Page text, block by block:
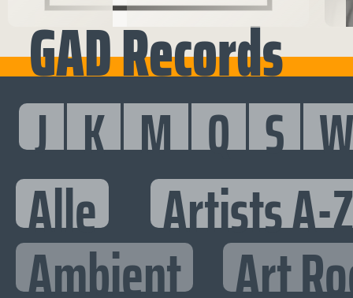
GAD Records
J K M Q S W
Alle Artists A-Z
Ambient Art